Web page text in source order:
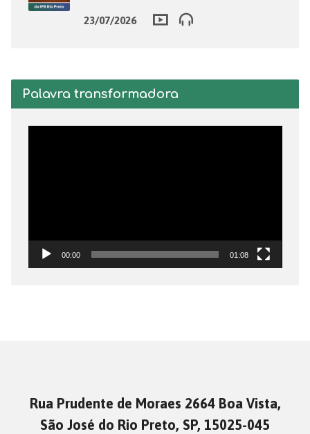
23/07/2026
Palavra transformadora
00:00 01:08
Rua Prudente de Moraes 2664 Boa Vista,
São José do Rio Preto, SP, 15025-045